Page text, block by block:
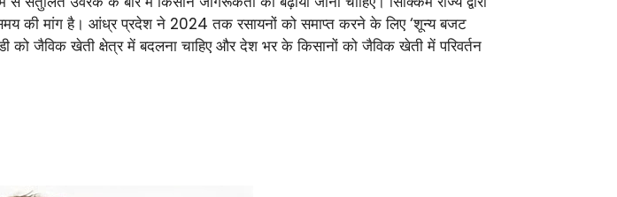
की मांग है। आंध्र प्रदेश ने 2024 तक रसायनों को समाप्त करने के लिए ‘शून्य बजट
को जैविक खेती क्षेत्र में बदलना चाहिए और देश भर के किसानों को जैविक खेती में परिवर्तन